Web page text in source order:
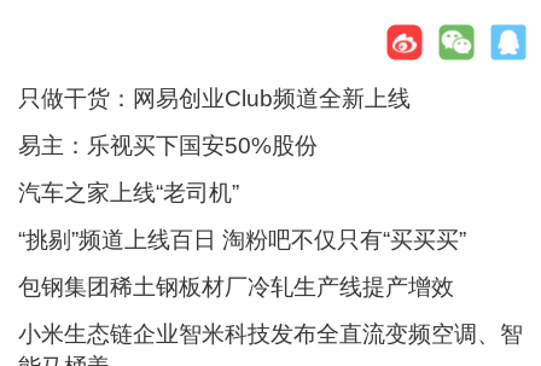
只做干货：网易创业Club频道全新上线
易主：乐视买下国安50%股份
汽车之家上线“老司机”
“挑剔”频道上线百日 淘粉吧不仅只有“买买买”
包钢集团稀土钢板材厂冷轧生产线提产增效
小米生态链企业智米科技发布全直流变频空调、智